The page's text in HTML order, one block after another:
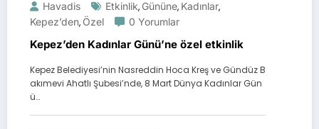
Havadis Etkinlik, Gününe, Kadınlar,
Kepez’den, Özel 0 Yorumlar
Kepez’den Kadınlar Günü’ne özel etkinlik
Kepez Belediyesi’nin Nasreddin Hoca Kreş ve Gündüz B
akımevi Ahatlı Şubesi’nde, 8 Mart Dünya Kadınlar Gün
ü…